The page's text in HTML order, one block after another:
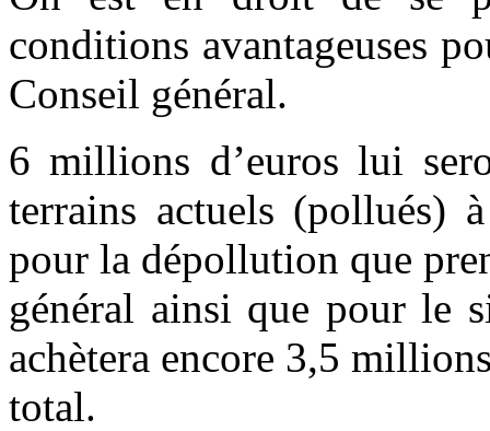
conditions avantageuses
Conseil général.
6 millions d’euros lui
terrains actuels (pollués)
pour la dépollution que
général ainsi que pour le
achètera encore 3,5
total.